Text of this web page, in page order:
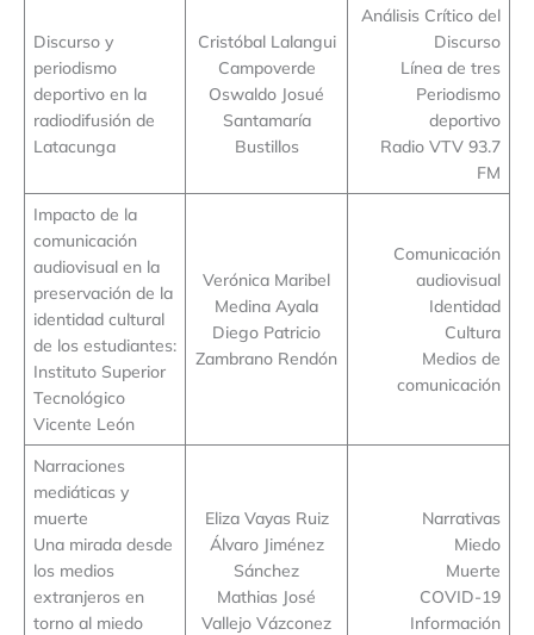
Discurso y
periodismo
deportivo en la
radiodifusión de
Latacunga
Cristóbal Lalangui
Campoverde
Oswaldo Josué
Santamaría
Bustillos
Análisis Crítico del
Discurso
Línea de tres
Periodismo
deportivo
Radio VTV 93.7
FM
Impacto de la
comunicación
audiovisual en la
preservación de la
identidad cultural
de los estudiantes:
Instituto Superior
Tecnológico
Vicente León
Verónica Maribel
Medina Ayala
Diego Patricio
Zambrano Rendón
Comunicación
audiovisual
Identidad
Cultura
Medios de
comunicación
Narraciones
mediáticas y
muerte
Una mirada desde
los medios
extranjeros en
torno al miedo
Eliza Vayas Ruiz
Álvaro Jiménez
Sánchez
Mathias José
Vallejo Vázconez
Narrativas
Miedo
Muerte
COVID-19
Información